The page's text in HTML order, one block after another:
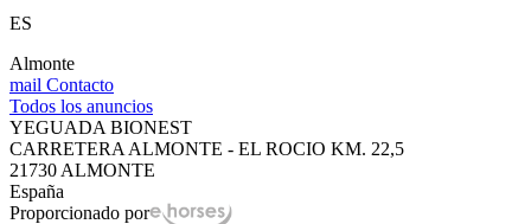
ES
Almonte
mail Contacto
Todos los anuncios
YEGUADA BIONEST
CARRETERA ALMONTE - EL ROCIO KM. 22,5
21730 ALMONTE
España
Proporcionado por